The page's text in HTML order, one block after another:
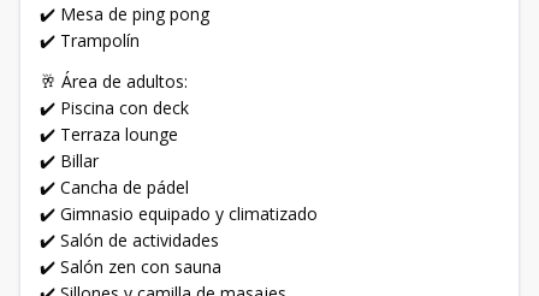
✔️ Mesa de ping pong
✔️ Trampolín
🥂 Área de adultos:
✔️ Piscina con deck
✔️ Terraza lounge
✔️ Billar
✔️ Cancha de pádel
✔️ Gimnasio equipado y climatizado
✔️ Salón de actividades
✔️ Salón zen con sauna